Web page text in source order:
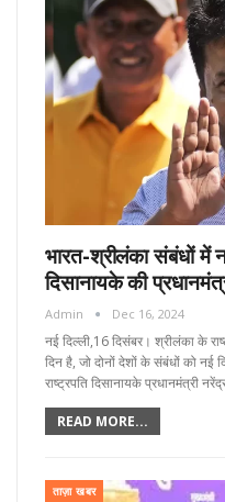
भारत-श्रीलंका संबंधों में
दिसानायके की
Admin Dec 16, 2024
नई दिल्ली,16 दिसंबर। श्रीलंका के
दिन है, जो दोनों देशों के संबंधों को नई
राष्ट्रपति दिसानायके प्रधानमंत्री
READ MORE...
ताज़ा खबर